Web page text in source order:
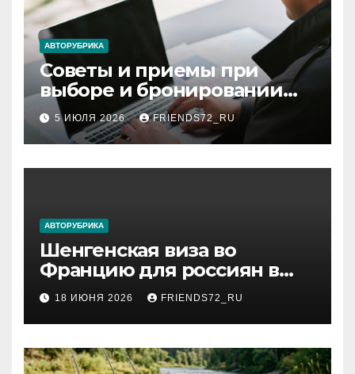
АВТОРУБРИКА
Советы и приемы при
выборе и бронировании
авиабилетов
5 ИЮЛЯ 2026 FRIENDS72_RU
АВТОРУБРИКА
Шенгенская виза во
Францию для россиян в
2026 году: сроки от 3 дней
и список необходимых
документов
18 ИЮНЯ 2026 FRIENDS72_RU